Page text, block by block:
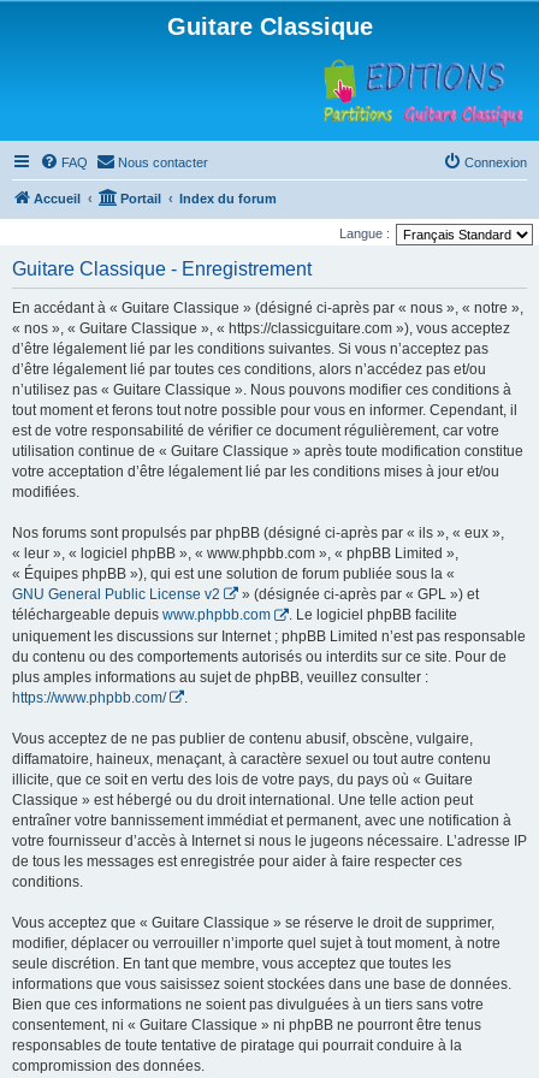
Guitare Classique
FAQ Nous contacter Connexion
Accueil Portail Index du forum
Langue :
Guitare Classique - Enregistrement
En accédant à « Guitare Classique » (désigné ci-après par « nous », « notre »,
« nos », « Guitare Classique », « https://classicguitare.com »), vous acceptez
d’être légalement lié par les conditions suivantes. Si vous n’acceptez pas
d’être légalement lié par toutes ces conditions, alors n’accédez pas et/ou
n’utilisez pas « Guitare Classique ». Nous pouvons modifier ces conditions à
tout moment et ferons tout notre possible pour vous en informer. Cependant, il
est de votre responsabilité de vérifier ce document régulièrement, car votre
utilisation continue de « Guitare Classique » après toute modification constitue
votre acceptation d’être légalement lié par les conditions mises à jour et/ou
modifiées.
Nos forums sont propulsés par phpBB (désigné ci-après par « ils », « eux »,
« leur », « logiciel phpBB », « www.phpbb.com », « phpBB Limited »,
« Équipes phpBB »), qui est une solution de forum publiée sous la «
GNU General Public License v2
» (désignée ci-après par « GPL ») et
téléchargeable depuis www.phpbb.com
. Le logiciel phpBB facilite
uniquement les discussions sur Internet ; phpBB Limited n’est pas responsable
du contenu ou des comportements autorisés ou interdits sur ce site. Pour de
plus amples informations au sujet de phpBB, veuillez consulter :
https://www.phpbb.com/
Vous acceptez de ne pas publier de contenu abusif, obscène, vulgaire,
diffamatoire, haineux, menaçant, à caractère sexuel ou tout autre contenu
illicite, que ce soit en vertu des lois de votre pays, du pays où « Guitare
Classique » est hébergé ou du droit international. Une telle action peut
entraîner votre bannissement immédiat et permanent, avec une notification à
votre fournisseur d’accès à Internet si nous le jugeons nécessaire. L’adresse IP
de tous les messages est enregistrée pour aider à faire respecter ces
conditions.
Vous acceptez que « Guitare Classique » se réserve le droit de supprimer,
modifier, déplacer ou verrouiller n’importe quel sujet à tout moment, à notre
seule discrétion. En tant que membre, vous acceptez que toutes les
informations que vous saisissez soient stockées dans une base de données.
Bien que ces informations ne soient pas divulguées à un tiers sans votre
consentement, ni « Guitare Classique » ni phpBB ne pourront être tenus
responsables de toute tentative de piratage qui pourrait conduire à la
compromission des données.